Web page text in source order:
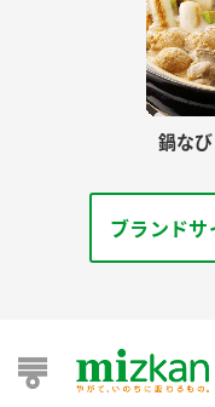
鍋なび
ブランドサ